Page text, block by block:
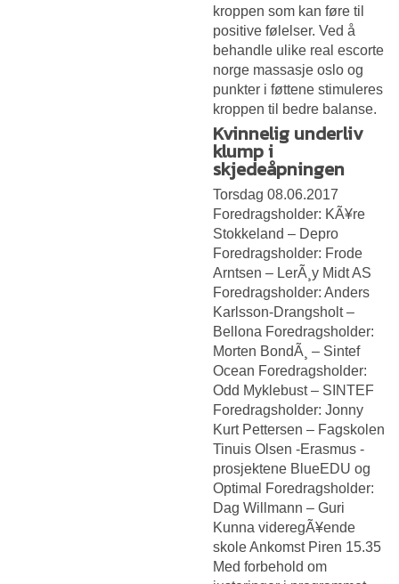
kroppen som kan føre til
positive følelser. Ved å
behandle ulike real escorte
norge massasje oslo og
punkter i føttene stimuleres
kroppen til bedre balanse.
Kvinnelig underliv
klump i
skjedeåpningen
Torsdag 08.06.2017
Foredragsholder: KÃ¥re
Stokkeland – Depro
Foredragsholder: Frode
Arntsen – LerÃ¸y Midt AS
Foredragsholder: Anders
Karlsson-Drangsholt –
Bellona Foredragsholder:
Morten BondÃ¸ – Sintef
Ocean Foredragsholder:
Odd Myklebust – SINTEF
Foredragsholder: Jonny
Kurt Pettersen – Fagskolen
Tinuis Olsen -Erasmus -
prosjektene BlueEDU og
Optimal Foredragsholder:
Dag Willmann – Guri
Kunna videregÃ¥ende
skole Ankomst Piren 15.35
Med forbehold om